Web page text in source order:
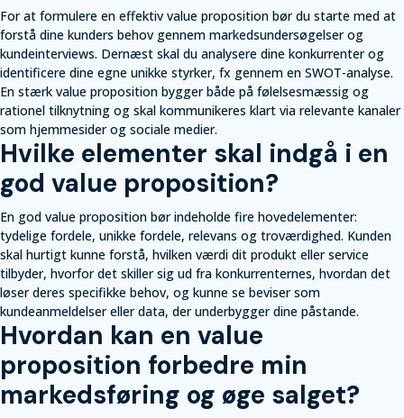
For at formulere en effektiv value proposition bør du starte med at
forstå dine kunders behov gennem markedsundersøgelser og
kundeinterviews. Dernæst skal du analysere dine konkurrenter og
identificere dine egne unikke styrker, fx gennem en SWOT-analyse.
En stærk value proposition bygger både på følelsesmæssig og
rationel tilknytning og skal kommunikeres klart via relevante kanaler
som hjemmesider og sociale medier.
Hvilke elementer skal indgå i en
god value proposition?
En god value proposition bør indeholde fire hovedelementer:
tydelige fordele, unikke fordele, relevans og troværdighed. Kunden
skal hurtigt kunne forstå, hvilken værdi dit produkt eller service
tilbyder, hvorfor det skiller sig ud fra konkurrenternes, hvordan det
løser deres specifikke behov, og kunne se beviser som
kundeanmeldelser eller data, der underbygger dine påstande.
Hvordan kan en value
proposition forbedre min
markedsføring og øge salget?